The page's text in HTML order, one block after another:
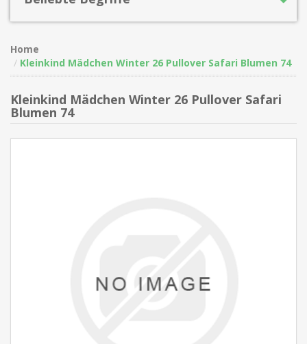
Home
Kleinkind Mädchen Winter 26 Pullover Safari Blumen 74
Kleinkind Mädchen Winter 26 Pullover Safari
Blumen 74